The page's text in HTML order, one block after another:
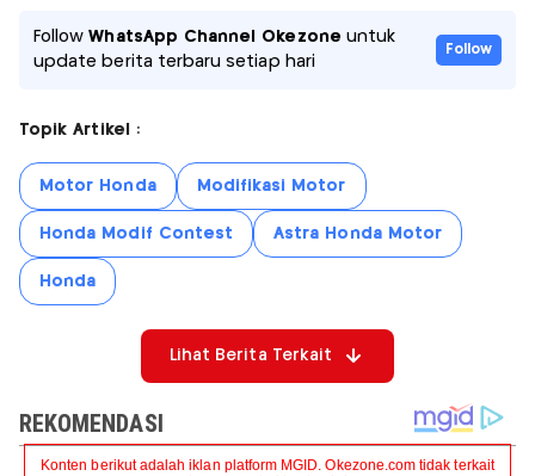
FollowWhatsApp Channel Okezone untuk
update berita terbaru setiap hari
Follow
Topik Artikel :
Motor Honda Modifikasi Motor
Honda Modif Contest Astra Honda Motor
Honda
Lihat Berita Terkait